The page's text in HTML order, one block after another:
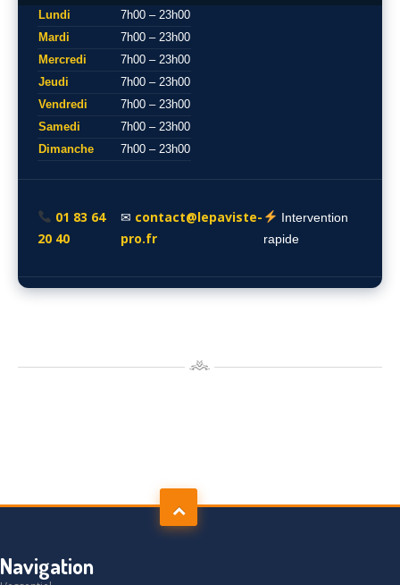
Lundi
7h00 – 23h00
Mardi
7h00 – 23h00
Mercredi
7h00 – 23h00
Jeudi
7h00 – 23h00
Vendredi
7h00 – 23h00
Samedi
7h00 – 23h00
Dimanche
7h00 – 23h00
01 83 64
20 40
✉ contact@lepaviste-
pro.fr
Intervention
rapide
Navigation